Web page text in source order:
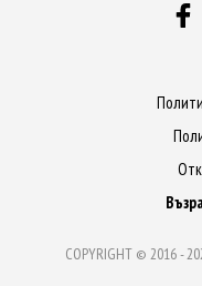
COPYRIGHT © 2016 -